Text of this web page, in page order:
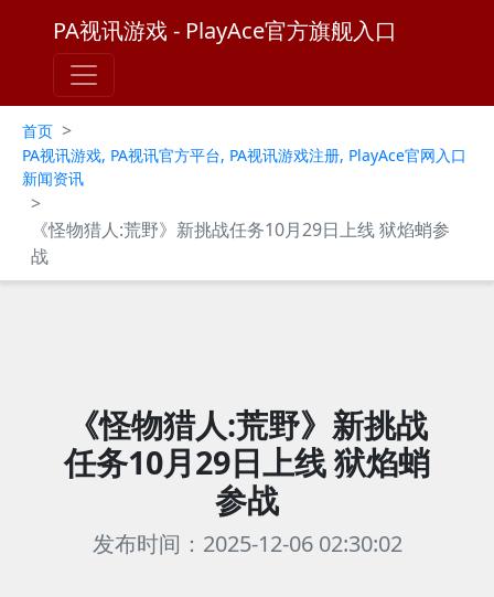
PA视讯游戏 - PlayAce官方旗舰入口
首页 >
PA视讯游戏, PA视讯官方平台, PA视讯游戏注册, PlayAce官网入口
新闻资讯
>
《怪物猎人:荒野》新挑战任务10月29日上线 狱焰蛸参
战
《怪物猎人:荒野》新挑战
任务10月29日上线 狱焰蛸
参战
发布时间：2025-12-06 02:30:02